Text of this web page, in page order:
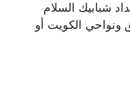
شبابيك السلام
ونواحي الكويت أو